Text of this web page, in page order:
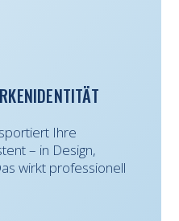
Ihre
– in Design,
wirkt professionell